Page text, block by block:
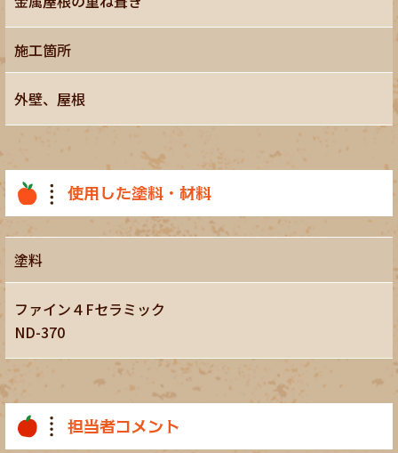
施工箇所
外壁、屋根
使用した塗料・材料
塗料
ファイン４Fセラミック
ND-370
担当者コメント